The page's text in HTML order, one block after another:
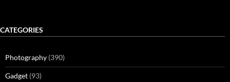
CATEGORIES
Photography (390)
Gadget (93)